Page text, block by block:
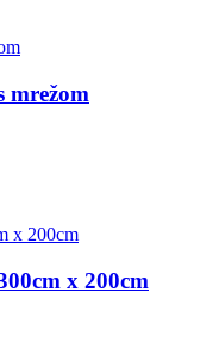
mrežom
x 200cm